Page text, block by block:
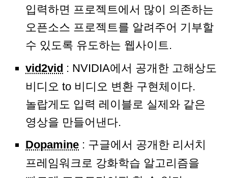
입력하면 프로젝트에서 많이 의존하는
오픈소스 프로젝트를 알려주어 기부할
수 있도록 유도하는 웹사이트.
vid2vid : NVIDIA에서 공개한 고해상도
비디오 to 비디오 변환 구현체이다.
놀랍게도 입력 레이블로 실제와 같은
영상을 만들어낸다.
Dopamine : 구글에서 공개한 리서치
프레임워크로 강화학습 알고리즘을